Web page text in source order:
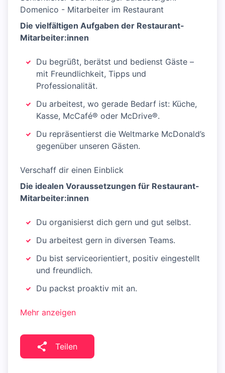
Domenico - Mitarbeiter im Restaurant
Die vielfältigen Aufgaben der Restaurant-
Mitarbeiter:innen
Du begrüßt, berätst und bedienst Gäste –
mit Freundlichkeit, Tipps und
Professionalität.
Du arbeitest, wo gerade Bedarf ist: Küche,
Kasse, McCafé® oder McDrive®.
Du repräsentierst die Weltmarke McDonald’s
gegenüber unseren Gästen.
Verschaff dir einen Einblick
Die idealen Voraussetzungen für Restaurant-
Mitarbeiter:innen
Du organisierst dich gern und gut selbst.
Du arbeitest gern in diversen Teams.
Du bist serviceorientiert, positiv eingestellt
und freundlich.
Du packst proaktiv mit an.
Mehr anzeigen
Teilen